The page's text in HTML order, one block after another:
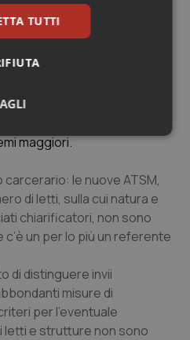
o un vero progetto (come
accordo, sono alla fine
maggiori.
le nuove ATSM,
di letti, sulla cui natura e
chiarificatori, non sono
un per lo più un referente
di distinguere invii
misure di
per l’eventuale
e strutture non sono
TUTTI
Marketing
Marketing
a rendere fruibile il
di base quali la
e l'accesso alle aree
non è in grado di
senza questi cookie.